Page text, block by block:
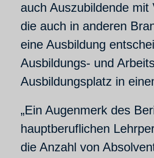
auch Auszubildende
die auch in anderen
eine Ausbildung
Ausbildungs- und
Ausbildungsplatz in
„Ein Augenmerk des
hauptberuflichen
die Anzahl von